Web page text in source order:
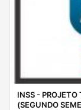
INSS -
(SEGUNDO